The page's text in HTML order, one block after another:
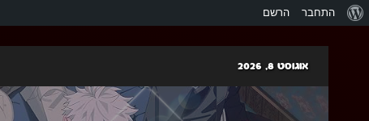
אודות
התחבר הרשם
content
אוגוסט 8, 2026